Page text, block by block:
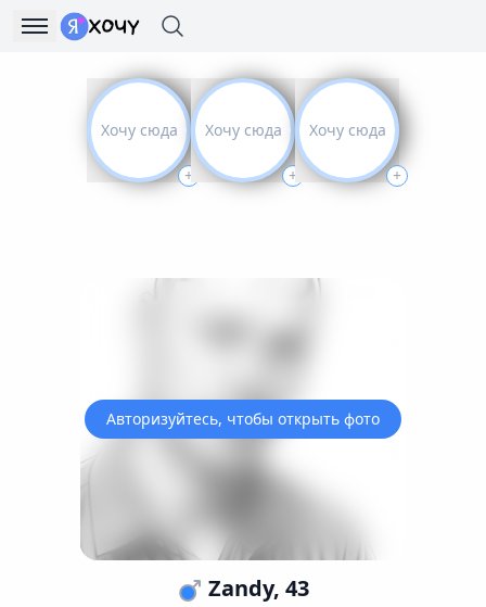
Хочу сюда
+
Хочу сюда
+
Хочу сюда
+
Авторизуйтесь, чтобы открыть фото
Zandy, 43